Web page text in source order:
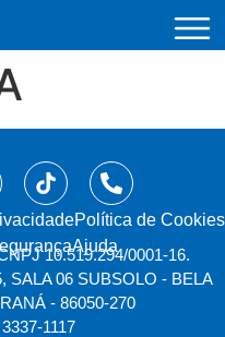
Política de Cookies
Ajuda
10.519.294/0001-16.
SALA 06 SUBSOLO - BELA
- 86050-270
1117